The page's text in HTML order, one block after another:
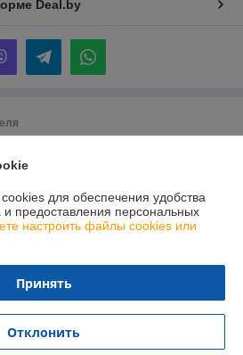
Deal.by
290296127
24.04.2003
для обеспечения удобства
и предоставления персональных
настроить файлы cookies или
Принять
Отклонить